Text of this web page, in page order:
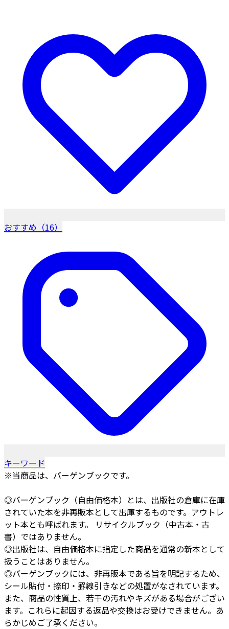
おすすめ（16）
キーワード
※当商品は、バーゲンブックです。
◎バーゲンブック（自由価格本）とは、出版社の倉庫に在庫
されていた本を非再販本として出庫するものです。アウトレ
ット本とも呼ばれます。 リサイクルブック（中古本・古
書）ではありません。
◎出版社は、自由価格本に指定した商品を通常の新本として
扱うことはありません。
◎バーゲンブックには、非再販本である旨を明記するため、
シール貼付・捺印・罫線引きなどの処置がなされています。
また、商品の性質上、若干の汚れやキズがある場合がござい
ます。これらに起因する返品や交換はお受けできません。あ
らかじめご了承ください。